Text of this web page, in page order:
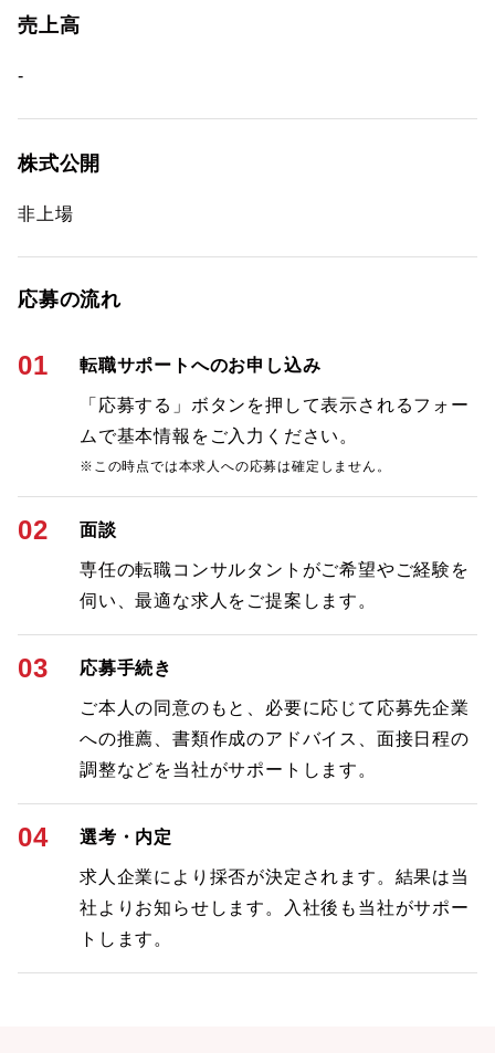
売上高
-
株式公開
非上場
応募の流れ
01 転職サポートへのお申し込み
「応募する」ボタンを押して表示されるフォー
ムで基本情報をご入力ください。
※この時点では本求人への応募は確定しません。
02 面談
専任の転職コンサルタントがご希望やご経験を
伺い、最適な求人をご提案します。
03 応募手続き
ご本人の同意のもと、必要に応じて応募先企業
への推薦、書類作成のアドバイス、面接日程の
調整などを当社がサポートします。
04 選考・内定
求人企業により採否が決定されます。結果は当
社よりお知らせします。入社後も当社がサポー
トします。